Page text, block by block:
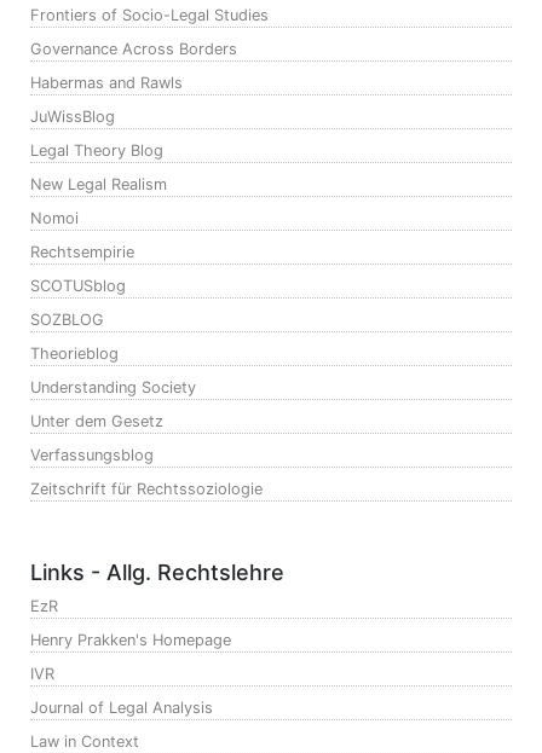
Frontiers of Socio-Legal Studies
Governance Across Borders
Habermas and Rawls
JuWissBlog
Legal Theory Blog
New Legal Realism
Nomoi
Rechtsempirie
SCOTUSblog
SOZBLOG
Theorieblog
Understanding Society
Unter dem Gesetz
Verfassungsblog
Zeitschrift für Rechtssoziologie
Links - Allg. Rechtslehre
EzR
Henry Prakken's Homepage
IVR
Journal of Legal Analysis
Law in Context